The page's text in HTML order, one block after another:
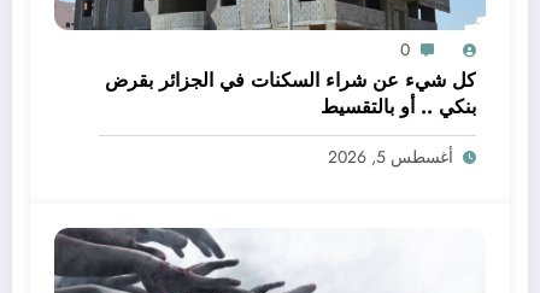
0
كل شيء عن شراء السكنات في الجزائر بقرض
بنكي .. أو بالتقسيط
أغسطس 5, 2026